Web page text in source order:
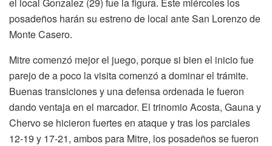
posadeños harán su estreno de local ante San Lorenzo de
Monte Casero.
Mitre comenzó mejor el juego, porque si bien el inicio fue
parejo de a poco la visita comenzó a dominar el trámite.
Buenas transiciones y una defensa ordenada le fueron
dando ventaja en el marcador. El trinomio Acosta, Gauna y
Chervo se hicieron fuertes en ataque y tras los parciales
12-19 y 17-21, ambos para Mitre, los posadeños se fueron